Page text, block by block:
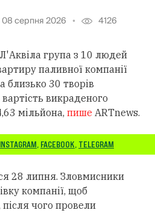
08 серпня 2026 4126
Л'Аквіла група з 10 людей
паливної компанії
близько 30 творів
викраденого
мільйона, пише ARTnews.
INSTAGRAM, FACEBOOK, TELEGRAM
28 липня. Зловмисники
компанії, щоб
чого провели